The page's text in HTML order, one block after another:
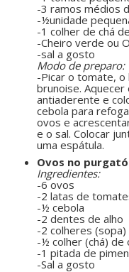
-3 ramos médios
-½unidade
-1 colher de chá
-Cheiro verde ou
-sal a gosto
Modo de preparo:
-Picar o tomate, o
brunoise.
antiaderente e
cebola para
ovos e
e o sal. Colocar
uma espátula.
Ovos no
Ingredientes:
-6 ovos
-2 latas de
-½ cebola
-2 dentes de alho
-2 colheres
-½ colher (chá) de
-1 pitada de
-Sal a gosto